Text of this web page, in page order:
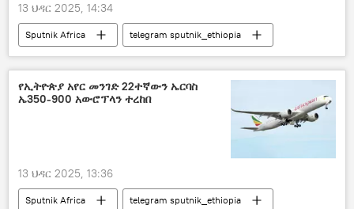
13 ህዳር 2025, 14:34
Sputnik Africa telegram sputnik_ethiopia
የኢትዮጵያ አየር መንገድ 22ተኛውን ኤርባስ
ኤ350-900 አውሮፕላን ተረከበ
13 ህዳር 2025, 13:36
Sputnik Africa telegram sputnik_ethiopia